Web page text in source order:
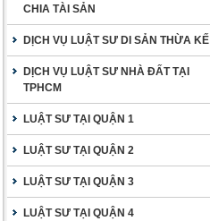
CHIA TÀI SẢN
DỊCH VỤ LUẬT SƯ DI SẢN THỪA KẾ
DỊCH VỤ LUẬT SƯ NHÀ ĐẤT TẠI
TPHCM
LUẬT SƯ TẠI QUẬN 1
LUẬT SƯ TẠI QUẬN 2
LUẬT SƯ TẠI QUẬN 3
LUẬT SƯ TẠI QUẬN 4